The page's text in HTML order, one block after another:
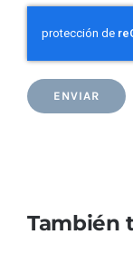
También